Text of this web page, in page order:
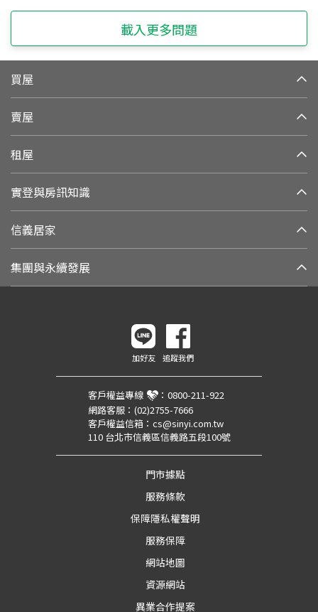
載入更多問題
買屋
賣屋
租屋
實登與房訊知識
信義居家
集團與永續發展
加好友 追蹤我們
客戶權益專線 ： 0800-211-922
網路客服： (02)2755-7666
客戶權益信箱： cs@sinyi.com.tw
110 台北市信義區信義路五段100號
門市據點
服務條款
保障隱私權聲明
服務保障
網站地圖
資源網站
異業合作提案